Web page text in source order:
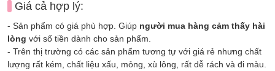
Giá cả hợp lý:
- Sản phẩm có giá phù hợp. Giúp người mua hàng cảm thấy hài
lòng với số tiền dành cho sản phẩm.
- Trên thị trường có các sản phẩm tương tự với giá rẻ nhưng chất
lượng rất kém, chất liệu xấu, mỏng, xù lông, rất dễ rách và đi màu.